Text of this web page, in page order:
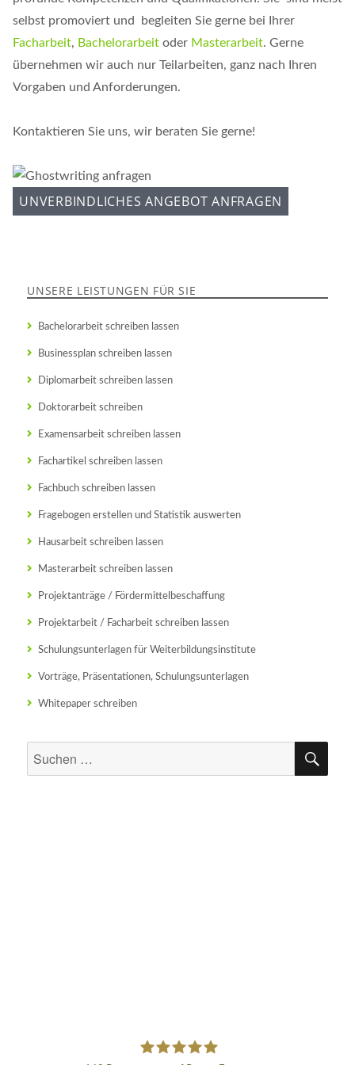
selbst promoviert und begleiten Sie gerne bei Ihrer
Facharbeit, Bachelorarbeit oder Masterarbeit. Gerne
übernehmen wir auch nur Teilarbeiten, ganz nach Ihren
Vorgaben und Anforderungen.
Kontaktieren Sie uns, wir beraten Sie gerne!
UNVERBINDLICHES ANGEBOT ANFRAGEN
UNSERE LEISTUNGEN FÜR SIE
Bachelorarbeit schreiben lassen
Businessplan schreiben lassen
Diplomarbeit schreiben lassen
Doktorarbeit schreiben
Examensarbeit schreiben lassen
Fachartikel schreiben lassen
Fachbuch schreiben lassen
Fragebogen erstellen und Statistik auswerten
Hausarbeit schreiben lassen
Masterarbeit schreiben lassen
Projektanträge / Fördermittelbeschaffung
Projektarbeit / Facharbeit schreiben lassen
Schulungsunterlagen für Weiterbildungsinstitute
Vorträge, Präsentationen, Schulungsunterlagen
Whitepaper schreiben